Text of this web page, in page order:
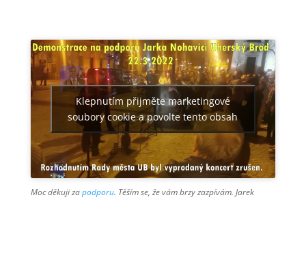
Klepnutím přijměte marketingové
soubory cookie a povolte tento obsah
Moc děkuji zapodporu. Těším se, že vám brzy zazpívám. Jarek